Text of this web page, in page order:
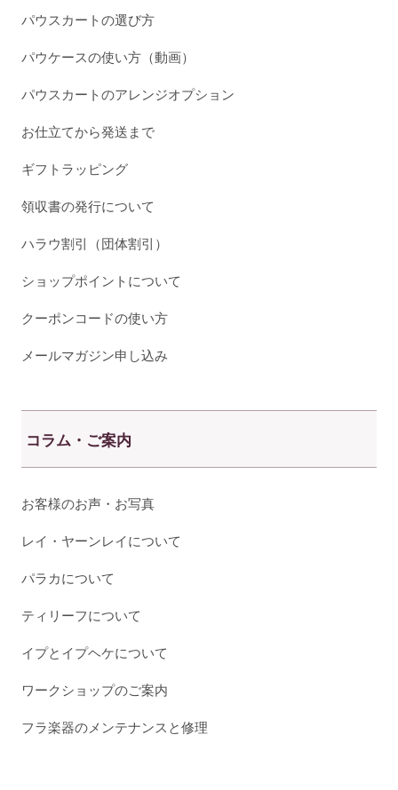
パウスカートの選び方
パウケースの使い方（動画）
パウスカートのアレンジオプション
お仕立てから発送まで
ギフトラッピング
領収書の発行について
ハラウ割引（団体割引）
ショップポイントについて
クーポンコードの使い方
メールマガジン申し込み
コラム・ご案内
お客様のお声・お写真
レイ・ヤーンレイについて
パラカについて
ティリーフについて
イプとイプヘケについて
ワークショップのご案内
フラ楽器のメンテナンスと修理